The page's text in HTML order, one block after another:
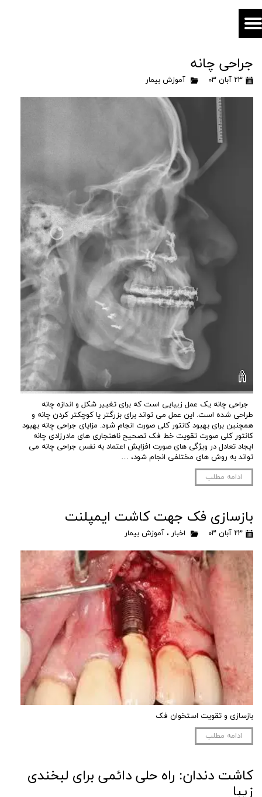
جراحی چانه
۲۳ آبان ۰۳ آموزش بیمار
جراحی چانه یک عمل زیبایی است که برای تغییر شکل و اندازه چانه
طراحی شده است. این عمل می تواند برای بزرگتر یا کوچکتر کردن چانه و
همچنین برای بهبود کانتور کلی صورت انجام شود. مزایای جراحی چانه بهبود
کانتور کلی صورت تقویت خط فک تصحیح ناهنجاری های مادرزادی چانه
ایجاد تعادل در ویژگی های صورت افزایش اعتماد به نفس جراحی چانه می
تواند به روش های مختلفی انجام شود، …
ادامه مطلب
بازسازی فک جهت کاشت ایمپلنت
۲۳ آبان ۰۳ اخبار ، آموزش بیمار
بازسازی و تقویت استخوان فک
ادامه مطلب
کاشت دندان: راه حلی دائمی برای لبخندی
زیبا